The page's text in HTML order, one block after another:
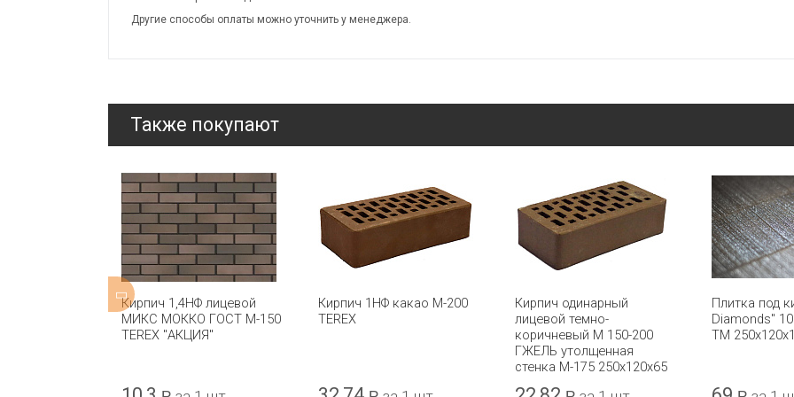
Другие способы оплаты можно уточнить у менеджера.
Также покупают
Кирпич 1,4НФ лицевой
МИКС МОККО ГОСТ М-150
TEREX "АКЦИЯ"
Кирпич 1НФ какао М-200
TEREX
Кирпич одинарный
лицевой темно-
коричневый М 150-200
ГЖЕЛЬ утолщенная
стенка М-175 250x120x65
Плитка под
Diamonds"
ТМ